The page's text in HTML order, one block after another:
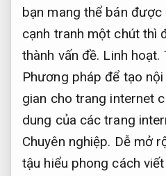
bạn mang thể bán
cạnh tranh một chút thì
thành vấn đề. Linh hoạt.
Phương pháp để tạo
gian cho trang internet
dung của các trang
Chuyên nghiệp. Dễ mở
tậu hiểu phong cách